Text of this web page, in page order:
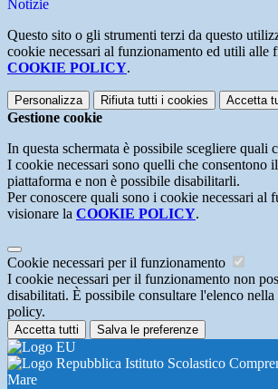
Notizie
Questo sito o gli strumenti terzi da questo
cookie necessari al funzionamento ed utili alle
COOKIE POLICY.
Personalizza Rifiuta tutti i cookies Accetta
Gestione cookie
In questa schermata è possibile scegliere quali
I cookie necessari sono quelli che consentono
piattaforma e non è possibile disabilitarli.
Per conoscere quali sono i cookie necessari al
visionare la COOKIE POLICY.
Cookie necessari per il funzionamento
I cookie necessari per il funzionamento non
disabilitati. È possibile consultare l'elenco
policy.
Accetta tutti Salva le preferenze
Istituto Scolastico
Mare